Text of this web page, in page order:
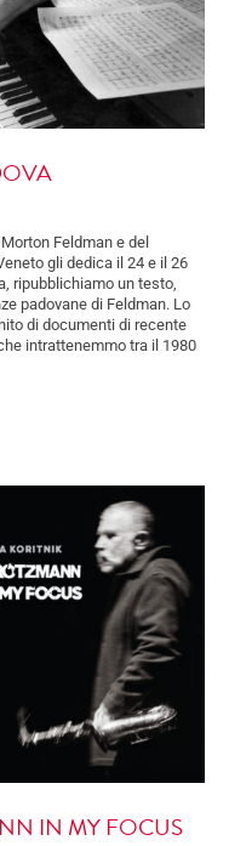
Feldman e del
gli dedica il 24 e il 26
ripubblichiamo un testo,
padovane di Feldman. Lo
di documenti di recente
intrattenemmo tra il 1980
IN MY FOCUS